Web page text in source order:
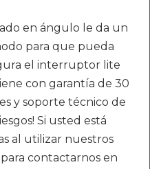
en ángulo le da un
para que pueda
el interruptor lite
con garantía de 30
y soporte técnico de
Si usted está
al utilizar nuestros
contactarnos en